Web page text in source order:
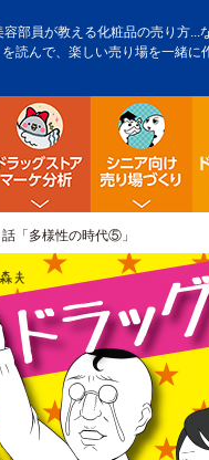
部員が教える化粧品の売り方...
読んで、楽しい売り場を一緒に
舗から始める訪日観光客イン
ドラッグストア
多様性の時代⑤」